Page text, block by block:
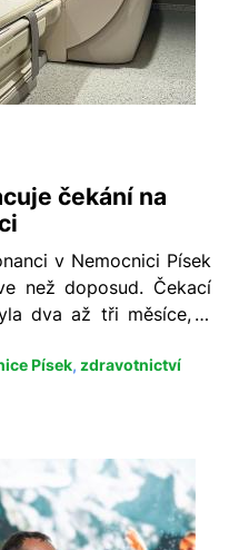
čekání na
v Nemocnici Písek
než doposud. Čekací
dva až tři měsíce, v
dní nebo ihned, a v
Nyní bude v řádech
vyhlášky 2026, s
pojišťovna a vyčlenila
Písek, zdravotnictví